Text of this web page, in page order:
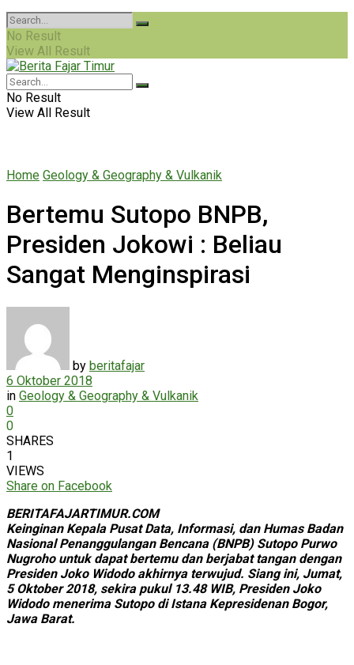
No Result
View All Result
No Result
View All Result
Home Geology & Geography & Vulkanik
Bertemu Sutopo BNPB,
Presiden Jokowi : Beliau
Sangat Menginspirasi
by beritafajar
6 Oktober 2018
in Geology & Geography & Vulkanik
0
0
SHARES
1
VIEWS
Share on Facebook
BERITAFAJARTIMUR.COM
Keinginan Kepala Pusat Data, Informasi, dan Humas Badan
Nasional Penanggulangan Bencana (BNPB) Sutopo Purwo
Nugroho untuk dapat bertemu dan berjabat tangan dengan
Presiden Joko Widodo akhirnya terwujud. Siang ini, Jumat,
5 Oktober 2018, sekira pukul 13.48 WIB, Presiden Joko
Widodo menerima Sutopo di Istana Kepresidenan Bogor,
Jawa Barat.